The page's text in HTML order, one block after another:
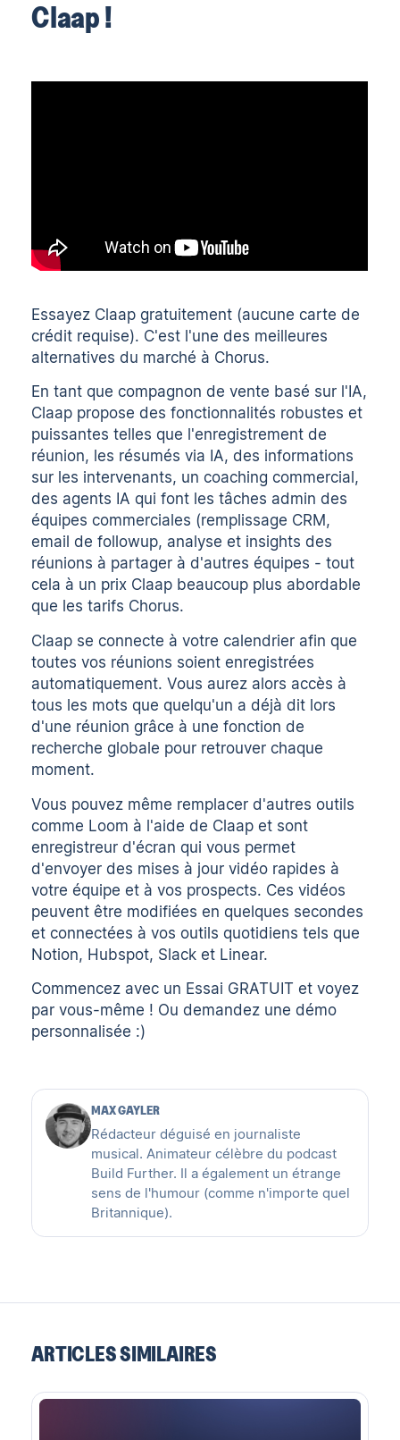
Claap !
Essayez Claap gratuitement (aucune carte de
crédit requise). C'est l'une des meilleures
alternatives du marché à Chorus.
En tant que compagnon de vente basé sur l'IA,
Claap propose des fonctionnalités robustes et
puissantes telles que l'enregistrement de
réunion, les résumés via IA, des informations
sur les intervenants, un coaching commercial,
des agents IA qui font les tâches admin des
équipes commerciales (remplissage CRM,
email de followup, analyse et insights des
réunions à partager à d'autres équipes - tout
cela à un prix Claap beaucoup plus abordable
que lestarifs Chorus.
Claap se connecte à votre calendrier afin que
toutes vos réunions soient enregistrées
automatiquement. Vous aurez alors accès à
tous les mots que quelqu'un a déjà dit lors
d'une réunion grâce à une fonction de
recherche globale pour retrouver chaque
moment.
Vous pouvez même remplacer d'autres outils
comme Loom à l'aide de Claap et sont
enregistreur d'écran qui vous permet
d'envoyer des mises à jour vidéo rapides à
votre équipe et à vos prospects. Ces vidéos
peuvent être modifiées en quelques secondes
et connectées à vos outils quotidiens tels que
Notion, Hubspot, Slack et Linear.
Commencez avec un Essai GRATUIT et voyez
par vous-même ! Ou demandez une démo
personnalisée :)
MAX GAYLER
Rédacteur déguisé en journaliste
musical. Animateur célèbre du podcast
Build Further. Il a également un étrange
sens de l'humour (comme n'importe quel
Britannique).
ARTICLES SIMILAIRES